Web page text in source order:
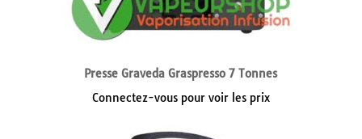
Presse Graveda Graspresso 7 Tonnes
Connectez-vous pour voir les prix